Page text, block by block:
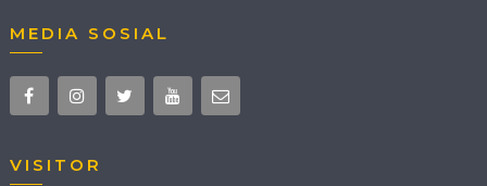
MEDIA SOSIAL
VISITOR